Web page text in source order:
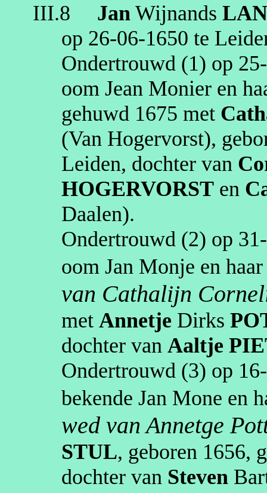
III.8 Jan Wijnands
op 26‑06‑1650 te
Ondertrouwd (1) op
oom Jean Monier en
gehuwd 1675 met
(Van Hogervorst),
Leiden, dochter van
HOGERVORST en
Daalen).
Ondertrouwd (2) op
oom Jan Monje en
van Cathalijn
metAnnetje Dirks
dochter vanAaltje
Ondertrouwd (3) op
bekende Jan Mone en
wed vanAnnetge
STUL, geboren 1656,
dochter van Steven